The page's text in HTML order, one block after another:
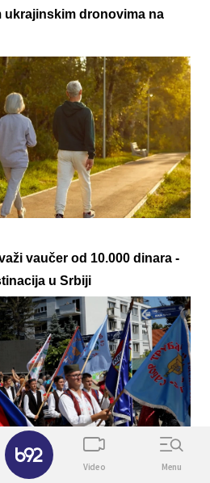
ukrajinskim dronovima na
vaučer od 10.000 dinara -
u Srbiji
Video Menu
✕